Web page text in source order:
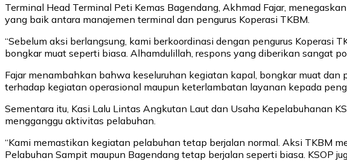
Terminal Head Terminal Peti Kemas Bagendang, Akhmad Fajar,
yang baik antara manajemen terminal dan pengurus Koperasi TKBM.
“Sebelum aksi berlangsung, kami berkoordinasi dengan pengurus
bongkar muat seperti biasa. Alhamdulillah, respons yang diberikan sangat
Fajar menambahkan bahwa keseluruhan kegiatan kapal, bongkar muat
terhadap kegiatan operasional maupun keterlambatan layanan kepada
Sementara itu, Kasi Lalu Lintas Angkutan Laut dan Usaha Kepelabuhanan
mengganggu aktivitas pelabuhan.
“Kami memastikan kegiatan pelabuhan tetap berjalan normal. Aksi TKBM
Pelabuhan Sampit maupun Bagendang tetap berjalan seperti biasa. KSOP